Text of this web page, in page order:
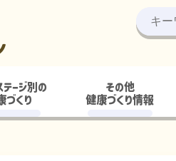
テージ別の
づくり
その他
健康づくり情報